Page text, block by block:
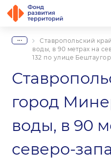
...
Ставропольский
воды, в 90 метрах на
132 по улице
город
воды, в 90
северо-